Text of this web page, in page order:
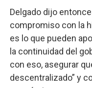
Delgado dijo
compromiso con la
es lo que pueden
la continuidad del
con eso, asegurar
descentralizado” y